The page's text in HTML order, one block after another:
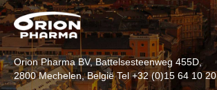
Orion Pharma BV, Battelsesteenweg 455D,
2800 Mechelen, België Tel +32 (0)15 64 10 20